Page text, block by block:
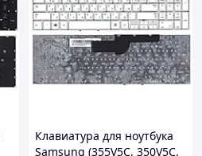
Клавиатура для ноутбука
Samsung (355V5C, 350V5C,